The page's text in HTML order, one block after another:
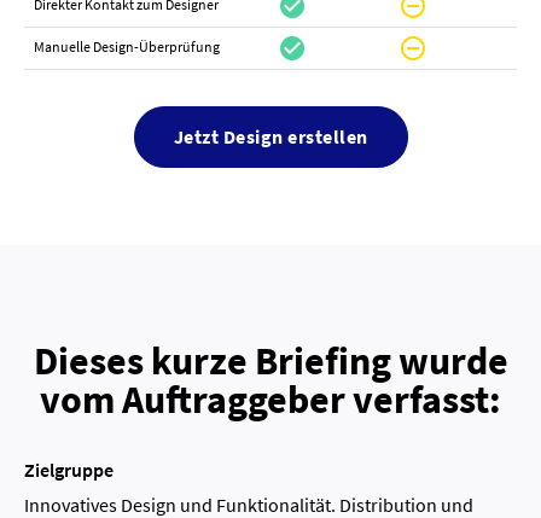
Direkter Kontakt zum Designer check_circle do_not_disturb_on
Manuelle Design-Überprüfung check_circle do_not_disturb_on
Jetzt Design erstellen
Dieses kurze Briefing wurde
vom Auftraggeber verfasst:
Zielgruppe
Innovatives Design und Funktionalität. Distribution und